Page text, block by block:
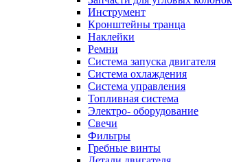
Инструмент
Кронштейны транца
Наклейки
Ремни
Система запуска двигателя
Система охлаждения
Система управления
Топливная система
Электро- оборудование
Свечи
Фильтры
Гребные винты